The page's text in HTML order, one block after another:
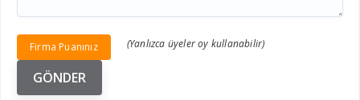
Firma Puanınız (Yanlızca üyeler oy kullanabilir)